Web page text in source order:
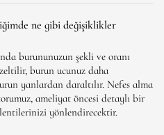
ne gibi değişiklikler
burununuzun şekli ve oranı
burun ucunuz daha
yanlardan daraltılır. Nefes alma
ameliyat öncesi detaylı bir
yönlendirecektir.